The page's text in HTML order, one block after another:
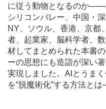
に従う動物となるのか
シリコンバレー、中国・
NY、ソウル、香港、京都
者、起業家、脳科学者、
材してまとめられた本書
ーの思想にも造詣が深い
実現しました。AIとうま
を“脱魔術化”する方法と